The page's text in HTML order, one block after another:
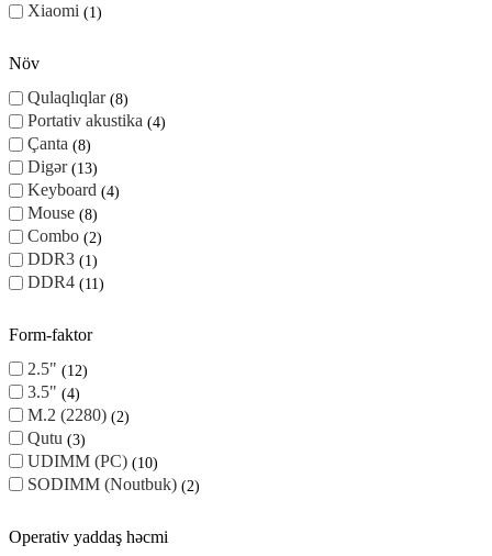
Xiaomi 1
Növ
Qulaqlıqlar 8
Portativ akustika 4
Çanta 8
Digər 13
Keyboard 4
Mouse 8
Combo 2
DDR3 1
DDR4 11
Form-faktor
2.5"
12
3.5" 4
M.2 (2280) 2
Qutu 3
UDIMM (PC) 10
SODIMM (Noutbuk) 2
Operativ yaddaş həcmi